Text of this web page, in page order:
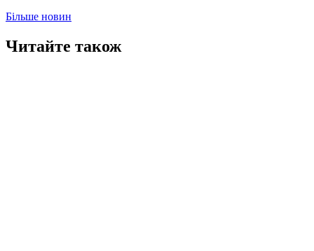
Більше новин
Читайте також